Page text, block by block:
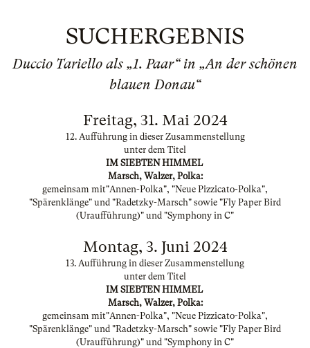
SUCHERGEBNIS
Duccio Tariello als „1. Paar“ in „An der schönen
blauen Donau“
Freitag, 31. Mai 2024
12. Aufführung in dieser Zusammenstellung
unter dem Titel
IM SIEBTEN HIMMEL
Marsch, Walzer, Polka:
gemeinsam mit"Annen-Polka", "Neue Pizzicato-Polka",
"Spärenklänge" und "Radetzky-Marsch" sowie "Fly Paper Bird
(Uraufführung)" und "Symphony in C"
Montag, 3. Juni 2024
13. Aufführung in dieser Zusammenstellung
unter dem Titel
IM SIEBTEN HIMMEL
Marsch, Walzer, Polka:
gemeinsam mit"Annen-Polka", "Neue Pizzicato-Polka",
"Spärenklänge" und "Radetzky-Marsch" sowie "Fly Paper Bird
(Uraufführung)" und "Symphony in C"